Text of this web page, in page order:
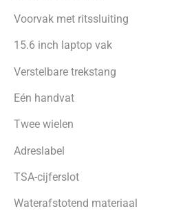
Voorvak met ritssluiting
15.6 inch laptop vak
Verstelbare trekstang
Eén handvat
Twee wielen
Adreslabel
TSA-cijferslot
Waterafstotend materiaal